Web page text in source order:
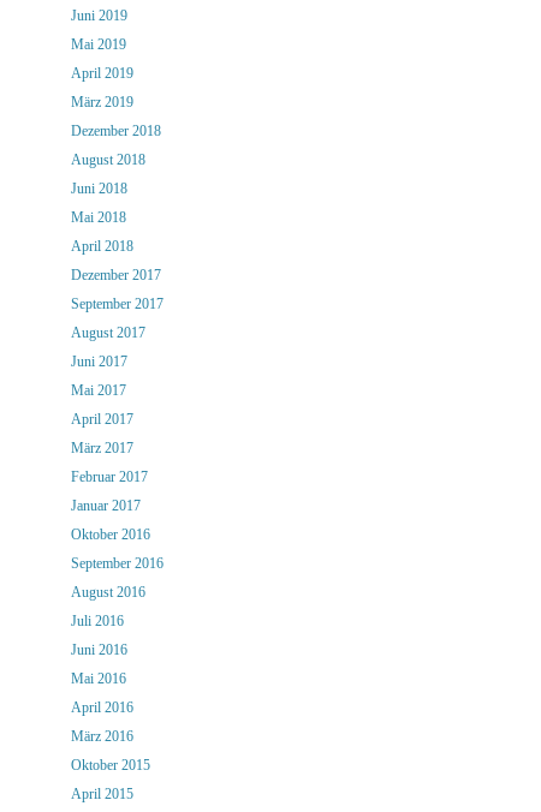
Juni 2019
Mai 2019
April 2019
März 2019
Dezember 2018
August 2018
Juni 2018
Mai 2018
April 2018
Dezember 2017
September 2017
August 2017
Juni 2017
Mai 2017
April 2017
März 2017
Februar 2017
Januar 2017
Oktober 2016
September 2016
August 2016
Juli 2016
Juni 2016
Mai 2016
April 2016
März 2016
Oktober 2015
April 2015